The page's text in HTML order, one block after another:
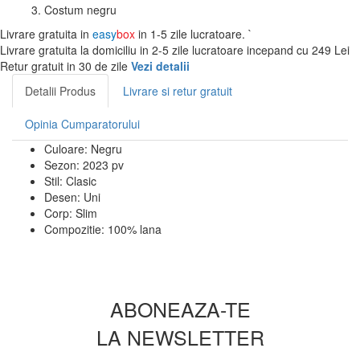
Costum negru
Livrare gratuita in easybox in 1-5 zile lucratoare. `
Livrare gratuita la domiciliu in 2-5 zile lucratoare incepand cu 249 Lei
Retur gratuit in 30 de zile Vezi detalii
Detalii Produs
Livrare si retur gratuit
Opinia Cumparatorului
Culoare: Negru
Sezon: 2023 pv
Stil: Clasic
Desen: Uni
Corp: Slim
Compozitie: 100% lana
ABONEAZA-TE
LA NEWSLETTER